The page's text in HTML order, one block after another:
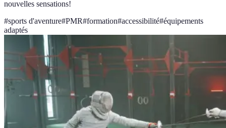
nouvelles sensations!
#sports d'aventure#PMR#formation#accessibilité#équipements
adaptés